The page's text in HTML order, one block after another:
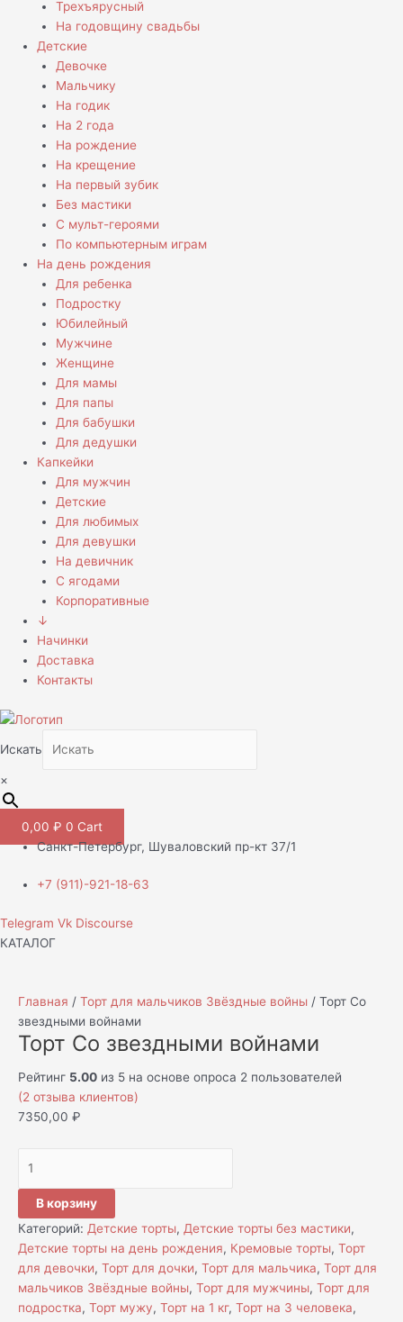
Трехъярусный
На годовщину свадьбы
Детские
Девочке
Мальчику
На годик
На 2 года
На рождение
На крещение
На первый зубик
Без мастики
С мульт-героями
По компьютерным играм
На день рождения
Для ребенка
Подростку
Юбилейный
Мужчине
Женщине
Для мамы
Для папы
Для бабушки
Для дедушки
Капкейки
Для мужчин
Детские
Для любимых
Для девушки
На девичник
С ягодами
Корпоративные
↓
Начинки
Доставка
Контакты
Искать
×
0,00 ₽ 0 Cart
Санкт-Петербург, Шуваловский пр-кт 37/1
+7 (911)-921-18-63
Telegram Vk Discourse
КАТАЛОГ
Главная / Торт для мальчиков Звёздные войны / Торт Со
звездными войнами
Торт Со звездными войнами
Рейтинг 5.00 из 5 на основе опроса 2 пользователей
(2 отзыва клиентов)
7350,00 ₽
В корзину
Категорий: Детские торты, Детские торты без мастики,
Детские торты на день рождения, Кремовые торты, Торт
для девочки, Торт для дочки, Торт для мальчика, Торт для
мальчиков Звёздные войны, Торт для мужчины, Торт для
подростка, Торт мужу, Торт на 1 кг, Торт на 3 человека,